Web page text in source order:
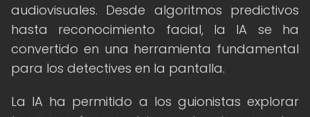
audiovisuales. Desde algoritmos predictivos
hasta reconocimiento facial, la IA se ha
convertido en una herramienta fundamental
para los detectives en la pantalla.
La IA ha permitido a los guionistas explorar